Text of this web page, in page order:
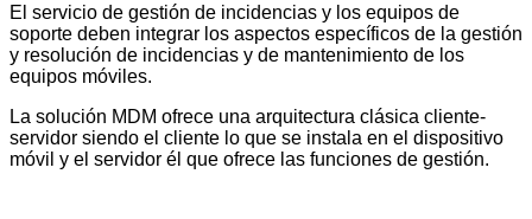
El servicio de gestión de incidencias y los equipos de
soporte deben integrar los aspectos específicos de la gestión
y resolución de incidencias y de mantenimiento de los
equipos móviles.
La solución MDM ofrece una arquitectura clásica cliente-
servidor siendo el cliente lo que se instala en el dispositivo
móvil y el servidor él que ofrece las funciones de gestión.